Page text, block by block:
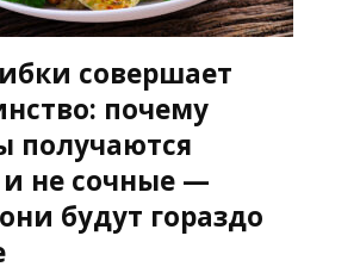
совершает
почему
получаются
не сочные —
будут гораздо